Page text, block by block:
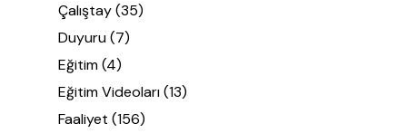
Çalıştay(35)
Duyuru(7)
Eğitim(4)
Eğitim Videoları(13)
Faaliyet (156)